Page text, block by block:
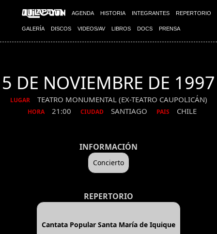
AGENDA HISTORIA INTEGRANTES REPERTORIO
GALERÍA DISCOS VIDEOS/AV LIBROS DOCS PRENSA
5 DE NOVIEMBRE DE 1997
LUGAR TEATRO MONUMENTAL (EX-TEATRO CAUPOLICÁN)
HORA 21:00 CIUDAD SANTIAGO PAIS CHILE
INFORMACIÓN
Concierto
REPERTORIO
Cantata Popular Santa María de Iquique